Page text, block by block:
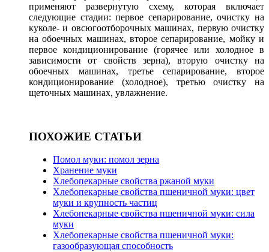
применяют развернутую схему, которая включает
следующие стадии: первое сепарирование, очи­стку на
куколе- и овсюгоотборочных машинах, первую очистку
на обоечных машинах, второе сепарирование, мойку и
первое кондиционирование (горячее или холодное в
зависимости от свойств зерна), вторую очистку на
обоечных машинах, третье сепарирование, второе
кондиционирование (холодное), третью очистку на
щеточных машинах, увлажнение.
ПОХОЖИЕ СТАТЬИ
Помол муки: помол зерна
Хранение муки
Хлебопекарные свойства ржаной муки
Хлебопекарные свойства пшеничной муки: цвет
муки и крупность частиц
Хлебопекарные свойства пшеничной муки: сила
муки
Хлебопекарные свойства пшеничной муки:
газообразующая способность